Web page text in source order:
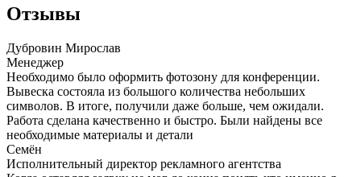
Отзывы
Дубровин Мирослав
Менеджер
Необходимо было оформить фотозону для конференции.
Вывеска состояла из большого количества небольших
символов. В итоге, получили даже больше, чем ожидали.
Работа сделана качественно и быстро. Были найдены все
необходимые материалы и детали
Семён
Исполнительный директор рекламного агентства